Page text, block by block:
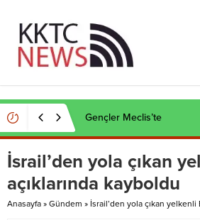
Kaçak et operasyonu
İsrail’den yola çıkan
açıklarında kayboldu
Anasayfa » Gündem » İsrail’den yola çıkan yelkenli